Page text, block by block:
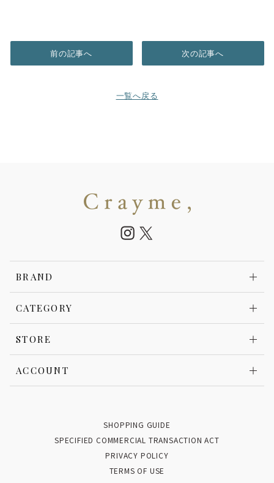
前の記事へ
一覧へ戻る
次の記事へ
BRAND
CATEGORY
STORE
ACCOUNT
SHOPPING GUIDE
SPECIFIED COMMERCIAL TRANSACTION ACT
PRIVACY POLICY
TERMS OF USE